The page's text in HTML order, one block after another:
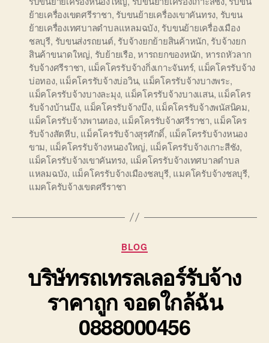
ย้ายเครื่องเขตศรีราชา, รับขนย้ายเครื่องเขาคันทรง, รับขน
ย้ายเครื่องเทศบาลตำบลแหลมฉบัง, รับขนย้ายเครื่องเมือง
ชลบุรี, รับขนส่งรถยนต์, รับจ้างยกย้ายสินค้าหนัก, รับจ้างยก
สินค้าขนาดใหญ่, รับย้ายเรือ,หารถยกของหนัก, หารถหัวลาก
รับจ้างศรีราชา, แม็คโครรับจ้างกิ่งเกาะจันทร์, แม็คโครรับจ้าง
บ่อทอง, แม็คโครรับจ้างบ่อวิน, แม็คโครรับจ้างบางพระ,
แม็คโครรับจ้างบางละมุง, แม็คโครรับจ้างบางแสน, แม็คโคร
รับจ้างบ้านบึง, แม็คโครรับจ้างบึง, แม็คโครรับจ้างพนัสนิคม,
แม็คโครรับจ้างพานทอง, แม็คโครรับจ้างศรีราชา, แม็คโคร
รับจ้างสัตหีบ, แม็คโครรับจ้างสุรศักดิ์, แม็คโครรับจ้างหนอง
ขาม, แม็คโครรับจ้างหนองใหญ่, แม็คโครรับจ้างเกาะสีชัง,
แม็คโครรับจ้างเขาคันทรง, แม็คโครรับจ้างเทศบาลตำบล
แหลมฉบัง, แม็คโครรับจ้างเมืองชลบุรี, แมคโครับจ้างชลบุรี,
แมคโครับจ้างเขตศรีราชา
Categories
BLOG
บริษัทรถเทรลเลอร์รับจ้าง
ราคาถูก จอดใกล้ฉัน
0888000456